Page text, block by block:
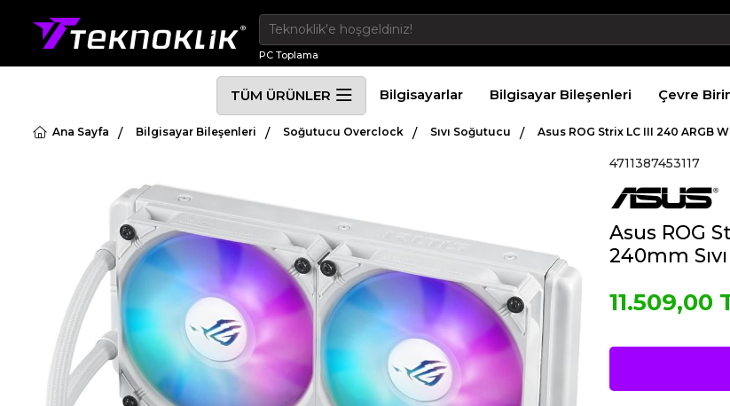
PC Toplama
TÜM ÜRÜNLER Bilgisayarlar Bilgisayar Bileşenleri Çevre
Ana Sayfa Bilgisayar Bileşenleri Soğutucu Overclock Sıvı Soğutucu Asus ROG Strix LC III 240 ARGB
4711387453117
Asus ROG
240mm
11.509,00